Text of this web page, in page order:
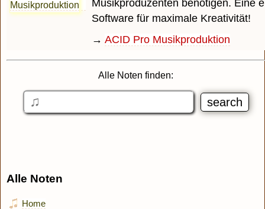
Musikproduzenten benötigen. Eine
Software für maximale Kreativität!
→ ACID Pro Musikproduktion
Alle Noten finden:
Alle Noten
Home